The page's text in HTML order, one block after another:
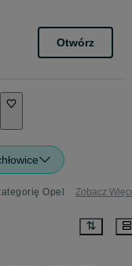
Otwórz
Opel Zobacz